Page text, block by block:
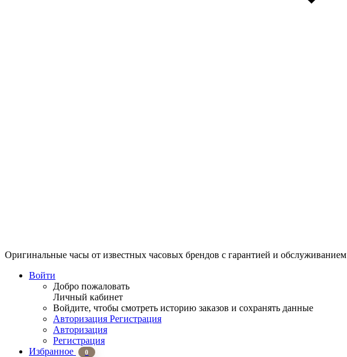
Оригинальные часы от известных часовых брендов с гарантией и обслуживанием
Войти
Добро пожаловать
Личный кабинет
Войдите, чтобы смотреть историю заказов и сохранять данные
Авторизация Регистрация
Авторизация
Регистрация
Избранное
0